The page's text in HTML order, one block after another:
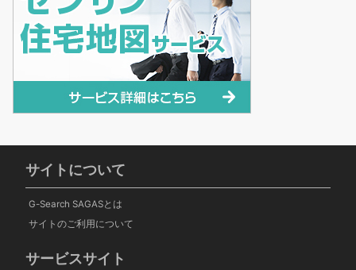
サイトについて
G-Search SAGASとは
サイトのご利用について
サービスサイト